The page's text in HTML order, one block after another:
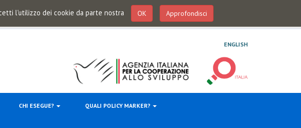
l'utilizzo dei cookie da parte nostra OK Approfondisci
ENGLISH
CHI ESEGUE? QUALI POLICY MARKER?